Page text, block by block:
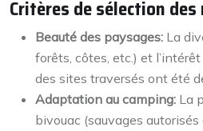
Critères de sélection
Beauté des paysages: La
forêts, côtes, etc.) et
des sites traversés ont été
Adaptation au camping: La
bivouac (sauvages